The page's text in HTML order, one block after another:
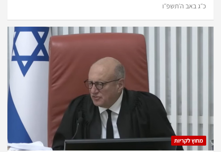
כ״ג באב ה׳תשפ״ו
מחוץ לקריות